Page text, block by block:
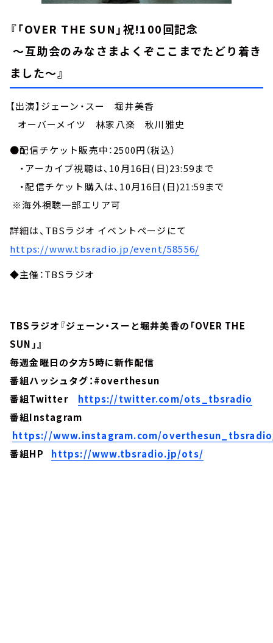
『「OVER THE SUN」祝!100回記念
～互助会のみなさまよくぞここまでたどり着き
ました～』
【出演】ジェーン・スー 堀井美香
オーバーメイツ 林家八楽 秋川雅史
●配信チケット販売中：2500円（税込）
・アーカイブ視聴は、10月16日(日)23:59まで
・配信チケット購入は、10月16日(日)21:59まで
※海外視聴一部エリア可
詳細は、TBSラジオ イベントページにて
https://www.tbsradio.jp/event/58556/
◆主催：TBSラジオ
TBSラジオ『ジェーン・スーと堀井美香の「OVER THE
SUN」』
毎週金曜日の夕方5時に新作配信
番組ハッシュタグ：#overthesun
番組Twitter https://twitter.com/ots_tbsradio
番組Instagram
https://www.instagram.com/
番組HP https://www.tbsradio.jp/ots/